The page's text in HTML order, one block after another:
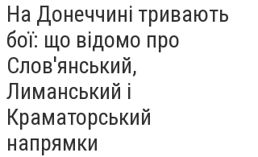
На Донеччині тривають
бої: що відомо про
Слов'янський,
Лиманський і
Краматорський
напрямки